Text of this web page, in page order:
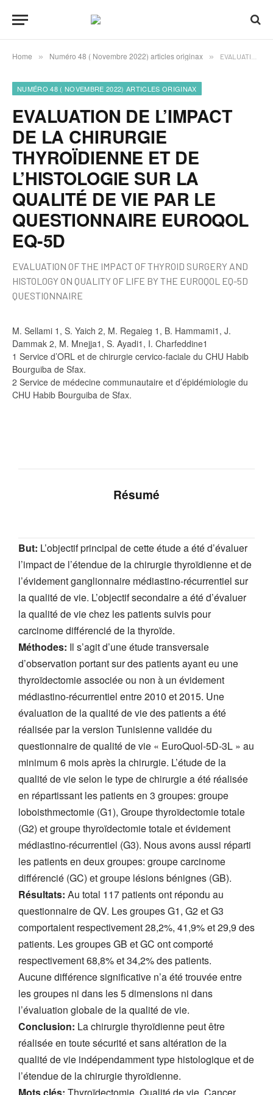
Home » Numéro 48 ( Novembre 2022) articles originax » EVALUATION DE L’IMPACT DE LA CHIRURGIE THYROÏDIENNE ET DE L’HISTOLOGIE SUR LA QUALITÉ DE VIE PAR LE QUESTIONNAIRE EUROQOL EQ-5D
NUMÉRO 48 ( NOVEMBRE 2022) ARTICLES ORIGINAX
EVALUATION DE L’IMPACT
DE LA CHIRURGIE
THYROÏDIENNE ET DE
L’HISTOLOGIE SUR LA
QUALITÉ DE VIE PAR LE
QUESTIONNAIRE EUROQOL
EQ-5D
EVALUATION OF THE IMPACT OF THYROID SURGERY AND
HISTOLOGY ON QUALITY OF LIFE BY THE EUROQOL EQ-5D
QUESTIONNAIRE
M. Sellami 1, S. Yaich 2, M. Regaieg 1, B. Hammami1, J.
Dammak 2, M. Mnejja1, S. Ayadi1, I. Charfeddine1
1 Service d’ORL et de chirurgie cervico-faciale du CHU Habib
Bourguiba de Sfax.
2 Service de médecine communautaire et d’épidémiologie du
CHU Habib Bourguiba de Sfax.
Résumé
But: L’objectif principal de cette étude a été d’évaluer
l’impact de l’étendue de la chirurgie thyroïdienne et de
l’évidement ganglionnaire médiastino-récurrentiel sur
la qualité de vie. L’objectif secondaire a été d’évaluer
la qualité de vie chez les patients suivis pour
carcinome différencié de la thyroïde.
Méthodes: Il s’agit d’une étude transversale
d’observation portant sur des patients ayant eu une
thyroïdectomie associée ou non à un évidement
médiastino-récurrentiel entre 2010 et 2015. Une
évaluation de la qualité de vie des patients a été
réalisée par la version Tunisienne validée du
questionnaire de qualité de vie « EuroQuol-5D-3L » au
minimum 6 mois après la chirurgie. L’étude de la
qualité de vie selon le type de chirurgie a été réalisée
en répartissant les patients en 3 groupes: groupe
loboisthmectomie (G1), Groupe thyroïdectomie totale
(G2) et groupe thyroïdectomie totale et évidement
médiastino-récurrentiel (G3). Nous avons aussi réparti
les patients en deux groupes: groupe carcinome
différencié (GC) et groupe lésions bénignes (GB).
Résultats: Au total 117 patients ont répondu au
questionnaire de QV. Les groupes G1, G2 et G3
comportaient respectivement 28,2%, 41,9% et 29,9 des
patients. Les groupes GB et GC ont comporté
respectivement 68,8% et 34,2% des patients.
Aucune différence significative n’a été trouvée entre
les groupes ni dans les 5 dimensions ni dans
l’évaluation globale de la qualité de vie.
Conclusion: La chirurgie thyroïdienne peut être
réalisée en toute sécurité et sans altération de la
qualité de vie indépendamment type histologique et de
l’étendue de la chirurgie thyroïdienne.
Mots clés: Thyroïdectomie, Qualité de vie, Cancer,